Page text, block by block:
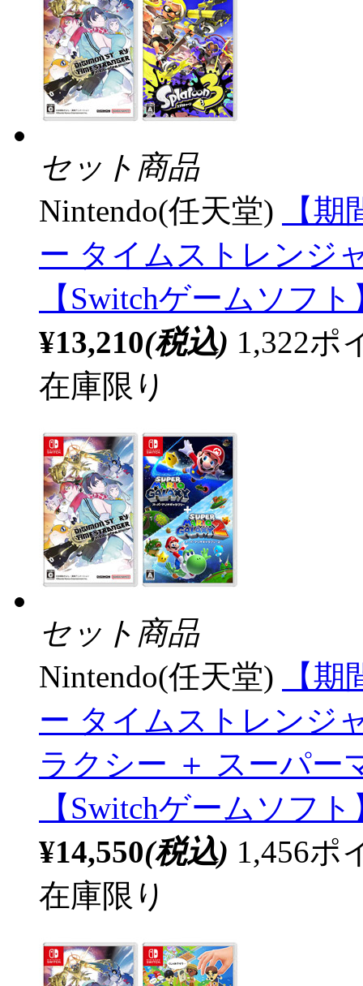
セット商品
Nintendo(任天堂)
【
ー タイムストレンジ
【Switchゲームソフ
¥13,210(税込) 1,322ポ
在庫限り
セット商品
Nintendo(任天堂)
【
ー タイムストレンジ
ラクシー ＋ スーパー
【Switchゲームソフ
¥14,550(税込) 1,456ポ
在庫限り